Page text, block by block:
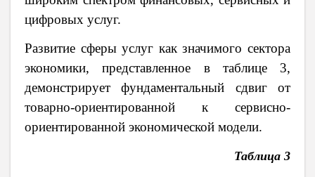
цифровых услуг.
Развитие сферы услуг как значимого сектора
экономики, представленное в таблице 3,
демонстрирует фундаментальный сдвиг от
товарно-ориентированной к сервисно-
ориентированной экономической модели.
Таблица 3